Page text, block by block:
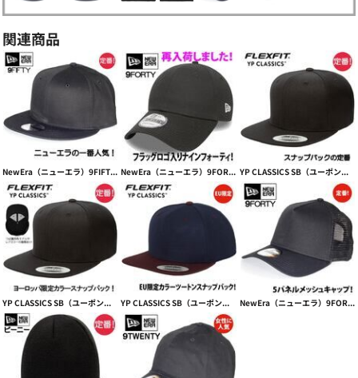
関連商品
NewEra（ニューエラ）9FIFTY Flat Bill Snapback Cap【本体価格(税抜)￥4,990】 NewEra（ニューエラ）9FORTY CLASSIC フラッグロゴ入り【本体価格(税抜)￥5,800】 YP CLASSICS SB（ユーポンスナップバックフラットバイザー）PREMIUM SNAPBACK【本体価格(税抜)￥2,990】
YP CLASSICS SB（ユーポンスナップバックフラットバイザー）【EU限定カラー】 PREMIUM SNAPBACK【本体価格(税抜)￥2,990】 YP CLASSICS SB（ユーポンスナップバックフラットバイザー）EU- PREMIUM SNAPBACK 2-TONE【本体価格(税抜)￥2,990】 NewEra（ニューエラ）9FORTY snapback trucker CAP【本体価格(税抜)￥4,990】